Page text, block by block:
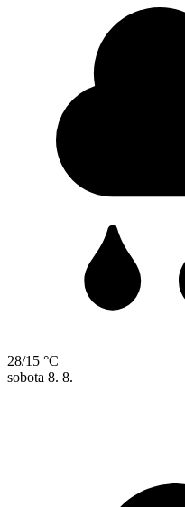
28/15 °C
sobota 8. 8.